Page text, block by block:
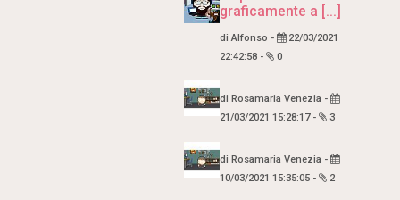
graficamente a [...]
diAlfonso -
22/03/2021
22:42:58 - 0
diRosamaria Venezia -
21/03/2021 15:28:17- 3
di Rosamaria Venezia -
10/03/2021 15:35:05 - 2